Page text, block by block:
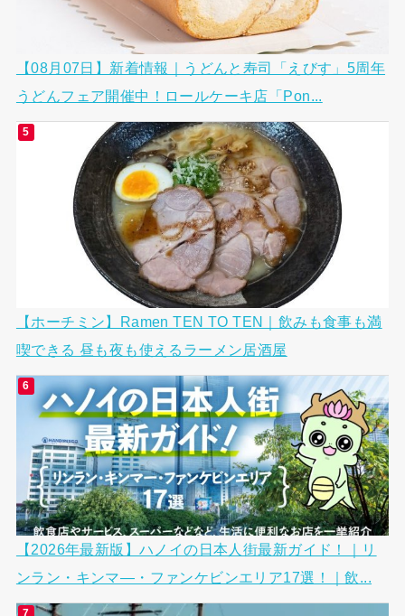
【08月07日】新着情報｜うどんと寿司「えびす」5周年
うどんフェア開催中！ロールケーキ店「Pon...
【ホーチミン】Ramen TEN TO TEN｜飲みも食事も満
喫できる 昼も夜も使えるラーメン居酒屋
【2026年最新版】ハノイの日本人街最新ガイド！｜リ
ンラン・キンマ―・ファンケビンエリア17選！｜飲...